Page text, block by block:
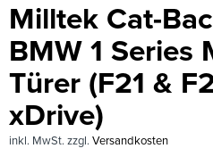
Milltek Cat-
BMW 1 Series
Türer (F21 &
xDrive)
inkl. MwSt. zzgl. Versandkosten